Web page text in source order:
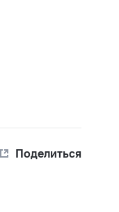
Поделиться